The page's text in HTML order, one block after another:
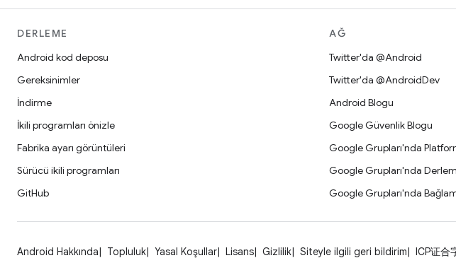
DERLEME
Android kod deposu
Gereksinimler
İndirme
İkili programları önizle
Fabrika ayarı görüntüleri
Sürücü ikili programları
GitHub
AĞ
Twitter'da @Android
Twitter'da @AndroidDev
Android Blogu
Google Güvenlik Blogu
Google Grupları'nda
Google Grupları'nda
Google Grupları'nda
Android Hakkında Topluluk Yasal Koşullar Lisans Gizlilik Siteyle ilgili geri bildirim ICP证